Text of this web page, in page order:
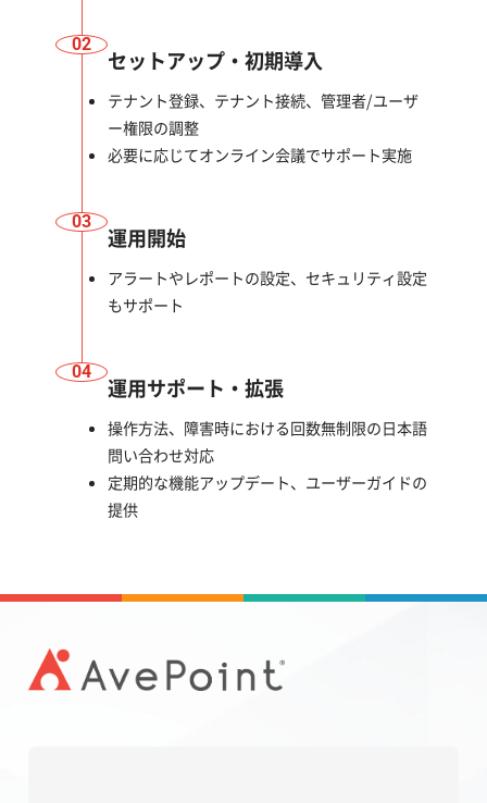
02
セットアップ・初期導入
テナント登録、テナント接続、管理者/ユーザ
ー権限の調整
必要に応じてオンライン会議でサポート実施
03
運用開始
アラートやレポートの設定、セキュリティ設定
もサポート
04
運用サポート・拡張
操作方法、障害時における回数無制限の日本語
問い合わせ対応
定期的な機能アップデート、ユーザーガイドの
提供